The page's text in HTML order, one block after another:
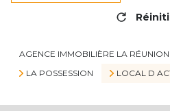
AGENCE IMMOBILIÈRE LA RÉUNION
LA POSSESSION
LOCAL D